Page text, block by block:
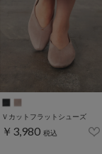
Ｖカットフラットシューズ
￥3,980 税込